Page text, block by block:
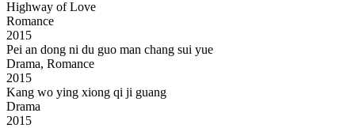
Highway of Love
Romance
2015
Pei an dong ni du guo man chang sui yue
Drama, Romance
2015
Kang wo ying xiong qi ji guang
Drama
2015